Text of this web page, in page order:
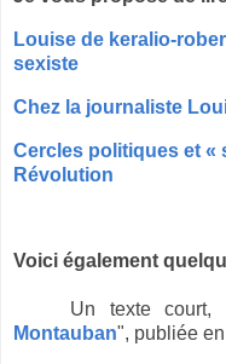
Louise de keralio-
sexiste
Chez la journaliste
Cercles politiques et «
Révolution
Voici également
Un texte court,
Montauban", publiée